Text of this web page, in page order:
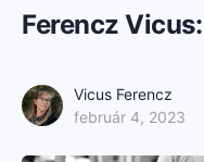
Ferencz
Vicus Ferencz
február 4, 2023